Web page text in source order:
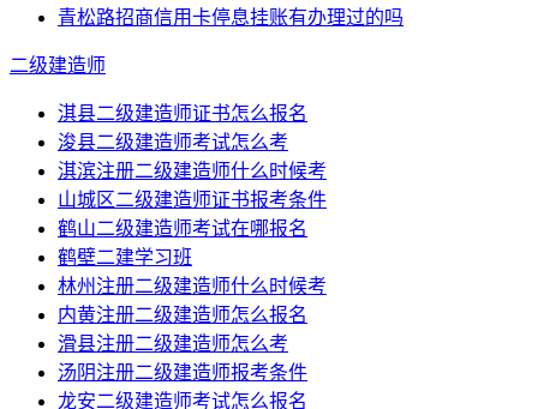
青松路招商信用卡停息挂账有办理过的吗
二级建造师
淇县二级建造师证书怎么报名
浚县二级建造师考试怎么考
淇滨注册二级建造师什么时候考
山城区二级建造师证书报考条件
鹤山二级建造师考试在哪报名
鹤壁二建学习班
林州注册二级建造师什么时候考
内黄注册二级建造师怎么报名
滑县注册二级建造师怎么考
汤阴注册二级建造师报考条件
龙安二级建造师考试怎么报名